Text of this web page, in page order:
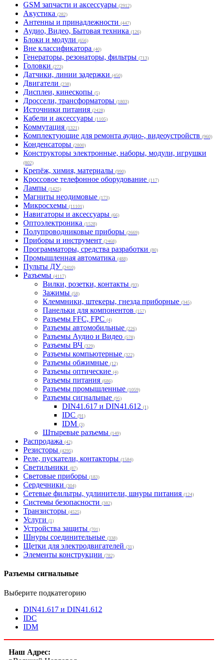
GSM запчасти и аксессуары (2912)
Акустика (282)
Антенны и принадлежности (447)
Аудио, Видео, Бытовая техника (126)
Блоки и модули (656)
Вне классификатора (40)
Генераторы, резонаторы, фильтры (713)
Головки (273)
Датчики, линии задержки (450)
Двигатели (238)
Дисплеи, кинескопы (5)
Дроссели, трансформаторы (1803)
Источники питания (2428)
Кабели и аксессуары (1105)
Коммутация (1321)
Комплектующие для ремонта аудио-, видеоустройств (960)
Конденсаторы (2800)
Конструкторы электронные, наборы, модули, игрушки
(802)
Крепёж, химия, материалы (990)
Кроссовое телефонное оборудование (117)
Лампы (1425)
Магниты неодимовые (173)
Микросхемы (11101)
Навигаторы и аксессуары (66)
Оптоэлектроника (1528)
Полупроводниковые приборы (2669)
Приборы и инструмент (2468)
Программаторы, средства разработки (80)
Промышленная автоматика (488)
Пульты ДУ (2410)
Разъемы (4117)
Вилки, розетки, контакты (93)
Зажимы (58)
Клеммники, штекеры, гнезда приборные (345)
Панельки для компонентов (157)
Разъемы FFC, FPC (4)
Разъемы автомобильные (226)
Разъемы Аудио и Видео (578)
Разъемы ВЧ (329)
Разъемы компьютерные (322)
Разъемы обжимные (12)
Разъемы оптические (4)
Разъемы питания (686)
Разъемы промышленные (1059)
Разъемы сигнальные (95)
DIN41.617 и DIN41.612 (1)
IDC (91)
IDM (3)
Штыревые разъемы (149)
Распродажа (42)
Резисторы (4295)
Реле, пускатели, контакторы (1584)
Светильники (87)
Световые приборы (183)
Сердечники (304)
Сетевые фильтры, удлинители, шнуры питания (124)
Системы безопасности (382)
Транзисторы (4525)
Услуги (1)
Устройства защиты (701)
Шнуры соединительные (338)
Щетки для электродвигателей (31)
Элементы конструкции (782)
Разъемы сигнальные
Выберите подкатегорию
DIN41.617 и DIN41.612
IDC
IDM
Наш Адрес: